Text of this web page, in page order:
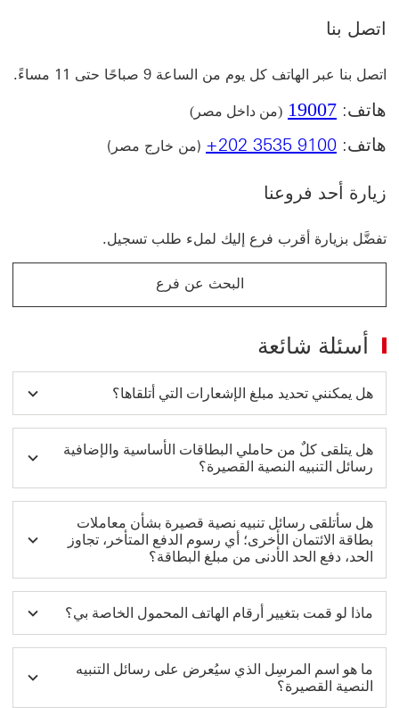
جديدة
اتصل بنا
اتصل بنا عبر الهاتف كل يوم من الساعة 9 صباحًا حتى 11 مساءً.
هاتف: 19007 (من داخل مصر)
هاتف: +202 3535 9100 (من خارج مصر)
زيارة أحد فروعنا
تفضَّل بزيارة أقرب فرع إليك لملء طلب تسجيل.
البحث عن فرع
أسئلة شائعة
هل يمكنني تحديد مبلغ الإشعارات التي أتلقاها؟
هل يتلقى كلٌ من حاملي البطاقات الأساسية والإضافية
رسائل التنبيه النصية القصيرة؟
هل سأتلقى رسائل تنبيه نصية قصيرة بشأن معاملات
بطاقة الائتمان الأخرى؛ أي رسوم الدفع المتأخر، تجاوز
الحد، دفع الحد الأدنى من مبلغ البطاقة؟
ماذا لو قمت بتغيير أرقام الهاتف المحمول الخاصة بي؟
ما هو اسم المرسِل الذي سيُعرض على رسائل التنبيه
النصية القصيرة؟